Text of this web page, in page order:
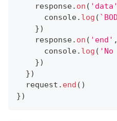
    response
. on ( 'data'
console. log ( `
})
    response
. on ( 'end' ,
console. log (
})
})
  request
. end ( )
})